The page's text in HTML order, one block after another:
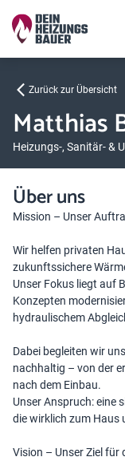
Zurück zur Übersicht
Matthias
Heizungs-, Sanitär- &
Über uns
Mission – Unser
Wir helfen privaten
zukunftssichere
Unser Fokus liegt auf
Konzepten
hydraulischem
Dabei begleiten wir
nachhaltig – von der
nach dem Einbau.
Unser Anspruch: eine
die wirklich zum Haus
Vision – Unser Ziel für